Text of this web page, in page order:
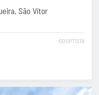
São Vítor
GDSPT1318